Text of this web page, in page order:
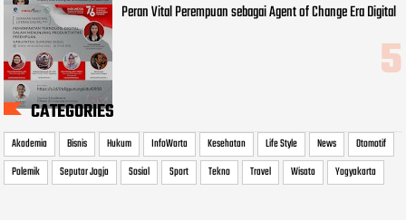
Peran Vital Perempuan sebagai Agent of Change Era Digital
CATEGORIES
Akademia Bisnis Hukum InfoWarta Kesehatan Life Style News
Otomotif
Polemik
Seputar Jogja Sosial Sport Tekno Travel Wisata Yogyakarta